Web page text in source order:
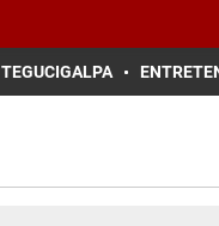
TEGUCIGALPA